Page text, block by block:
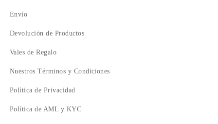
Envío
Devolución de Productos
Vales de Regalo
Nuestros Términos y Condiciones
Política de Privacidad
Política de AML y KYC